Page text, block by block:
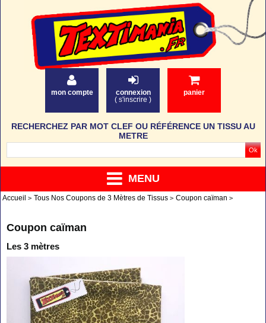
mon compte
connexion
( s'inscrire )
panier
MENU
RECHERCHEZ PAR MOT CLEF OU RÉFÉRENCE UN TISSU AU
METRE
Accueil Tous Nos Coupons de 3 Mètres de Tissus Coupon caïman
Coupon caïman
Les 3 mètres